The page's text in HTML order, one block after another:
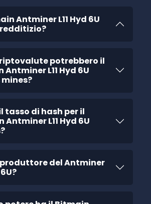
Antminer L11 Hyd 6U
redditizio?
potrebbero il
L11 Hyd 6U
mines?
tasso di hash per il
Antminer L11 Hyd 6U
produttore del Antminer
6U?